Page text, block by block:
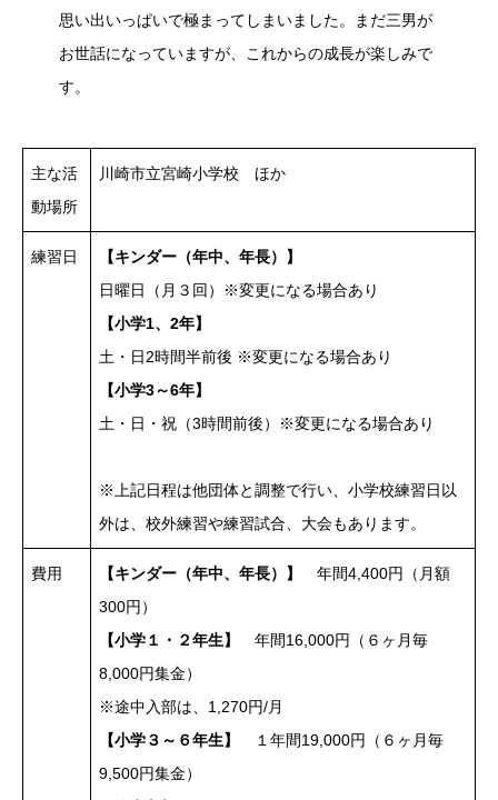
思い出いっぱいで極まってしまいました。まだ三男が
お世話になっていますが、これからの成長が楽しみで
す。
主な活
動場所
川崎市立宮崎小学校 ほか
練習日
【キンダー（年中、年長）】
日曜日（月３回）※変更になる場合あり
【小学1、2年】
土・日2時間半前後 ※変更になる場合あり
【小学3～6年】
土・日・祝（3時間前後）※変更になる場合あり
※上記日程は他団体と調整で行い、小学校練習日以
外は、校外練習や練習試合、大会もあります。
費用 【キンダー（年中、年長）】
年間4,400円（月額
300円）
【小学１・２年生】
年間16,000円（６ヶ月毎
8,000円集金）
※途中入部は、1,270円/月
【小学３～６年生】
１年間19,000円（６ヶ月毎
9,500円集金）